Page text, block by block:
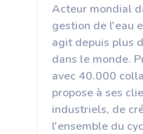
Acteur mondial
gestion de l'eau
agit depuis plus
dans le monde.
avec 40.000
propose à ses
industriels, de
l'ensemble du